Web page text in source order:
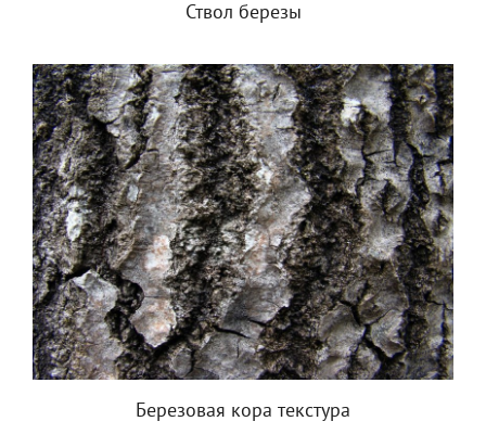
Ствол березы
Березовая кора текстура